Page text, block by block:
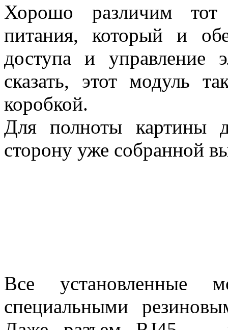
Хорошо различим тот
питания, который и
доступа и управление
сказать, этот модуль
коробкой.
Для полноты картины
сторону уже собранной
Все установленные
специальными